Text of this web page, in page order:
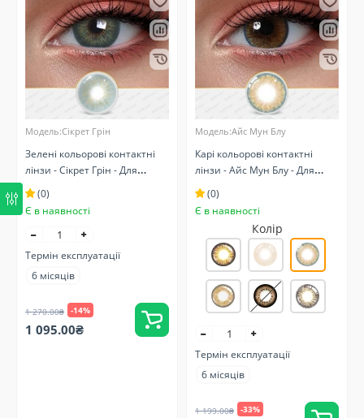
Модель:Сікрет Грін
Зелені кольорові контактні
лінзи - Сікрет Грін - Для
світлих та темних очей -
Натуральні
(0)
Є в наявності
Термін експлуатації
6 місяців
1 270.00₴ -14%
1 095.00₴
Модель:Айс Мун Блу
Карі кольорові контактні
лінзи - Айс Мун Блу - Для
світлих очей - Натуральні
(0)
Є в наявності
Колір
Термін експлуатації
6 місяців
1 199.00₴ -33%